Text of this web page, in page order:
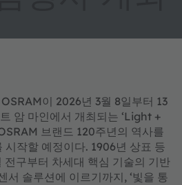
이 2026년 3월 8일부터 13
암 마인에서 개최되는 ‘Light +
브랜드 120주년의 역사를
시작할 예정이다. 1906년 상표 등
전구부터 차세대 핵심 기술의 기반
서 솔루션에 이르기까지, ‘빛을 통